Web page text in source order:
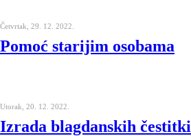
Četvrtak, 29. 12. 2022.
Pomoć starijim osobama
Utorak, 20. 12. 2022.
Izrada blagdanskih čestitki